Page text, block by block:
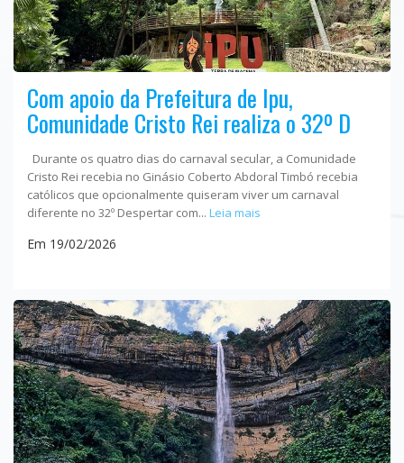
Com apoio da Prefeitura de Ipu,
Comunidade Cristo Rei realiza o 32º D
Durante os quatro dias do carnaval secular, a Comunidade
Cristo Rei recebia no Ginásio Coberto Abdoral Timbó recebia
católicos que opcionalmente quiseram viver um carnaval
diferente no 32º Despertar com... Leia mais
Em 19/02/2026